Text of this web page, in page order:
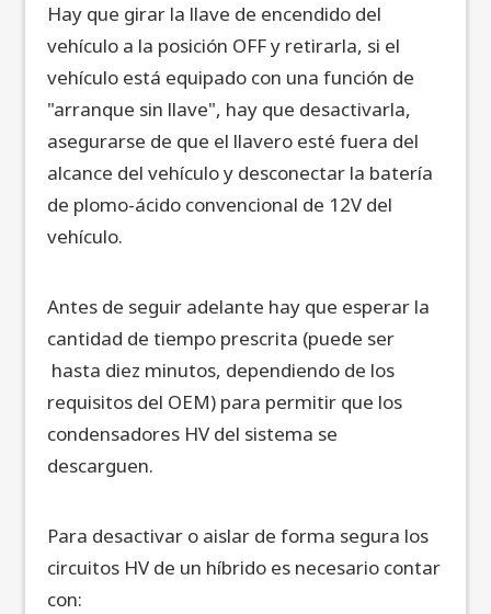
Hay que girar la llave de encendido del
vehículo a la posición OFF y retirarla, si el
vehículo está equipado con una función de
"arranque sin llave", hay que desactivarla,
asegurarse de que el llavero esté fuera del
alcance del vehículo y desconectar la batería
de plomo-ácido convencional de 12V del
vehículo.
Antes de seguir adelante hay que esperar la
cantidad de tiempo prescrita (puede ser
hasta diez minutos, dependiendo de los
requisitos del OEM) para permitir que los
condensadores HV del sistema se
descarguen.
Para desactivar o aislar de forma segura los
circuitos HV de un híbrido es necesario contar
con: